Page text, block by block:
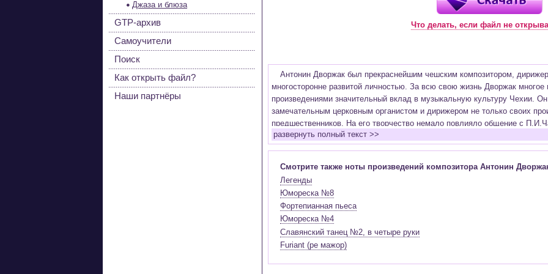
Что делать, если файл не
Антонин Дворжак был прекраснейшим чешским композитором,
многосторонне развитой личностью. За всю свою жизнь Дворжак
произведениями значительный вклад в музыкальную культуру Чехии.
замечательным церковным органистом и дирижером не только своих
предшественников. На его творчество немало повлияло общение с
прослеживается в сочинениях Дворжака отголосками чистой русской
его музыка и стиль носят ни с чем не сравнимый чешский характер и
Активная деятельность и ограниченность свободного времени никоим
содержании произведения Дворжака. Творческое наследие
формы музыкального искусства, но наиболее ярко представленными
произведениях Антонин Дворжак соединяет элементы музыкальных
симфонии «Из Нового Света» воедино сплетены элементы
музыкального фольклора негров и индейцев. При этом каждое
развернуть полный текст >>
Смотрите также ноты произведений композитора Антонин
Легенды
Юмореска №8
Фортепианная пьеса
Юмореска №4
Славянский танец №2, в четыре руки
Furiant (ре мажор)
Джаза и блюза
GTP-архив
Самоучители
Поиск
Как открыть файл?
Наши партнёры